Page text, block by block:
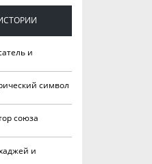
и
символ
союза
и